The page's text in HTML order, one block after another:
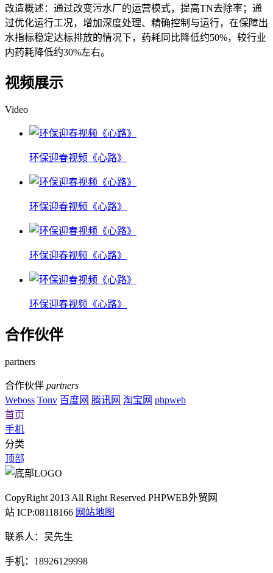
改造概述：通过改变污水厂的运营模式，提高TN去除率；通
过优化运行工况，增加深度处理、精确控制与运行，在保障出
水指标稳定达标排放的情况下，药耗同比降低约50%，较行业
内药耗降低约30%左右。
视频展示
Video
环保迎春视频《心路》
环保迎春视频《心路》
环保迎春视频《心路》
环保迎春视频《心路》
合作伙伴
partners
合作伙伴 partners
Weboss Tonv 百度网 腾讯网 淘宝网 phpweb
首页
手机
分类
顶部
CopyRight 2013 All Right Reserved PHPWEB外贸网
站 ICP:08118166 网站地图
联系人：吴先生
手机：18926129998